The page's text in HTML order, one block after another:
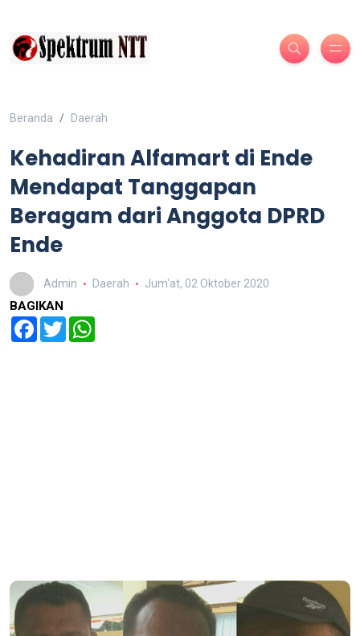
Beranda Daerah
Kehadiran Alfamart di Ende
Mendapat Tanggapan
Beragam dari Anggota DPRD
Ende
Admin Daerah Jum'at, 02 Oktober 2020
BAGIKAN
Facebook
Twitter